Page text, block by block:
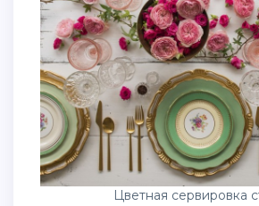
Цветная сервировка